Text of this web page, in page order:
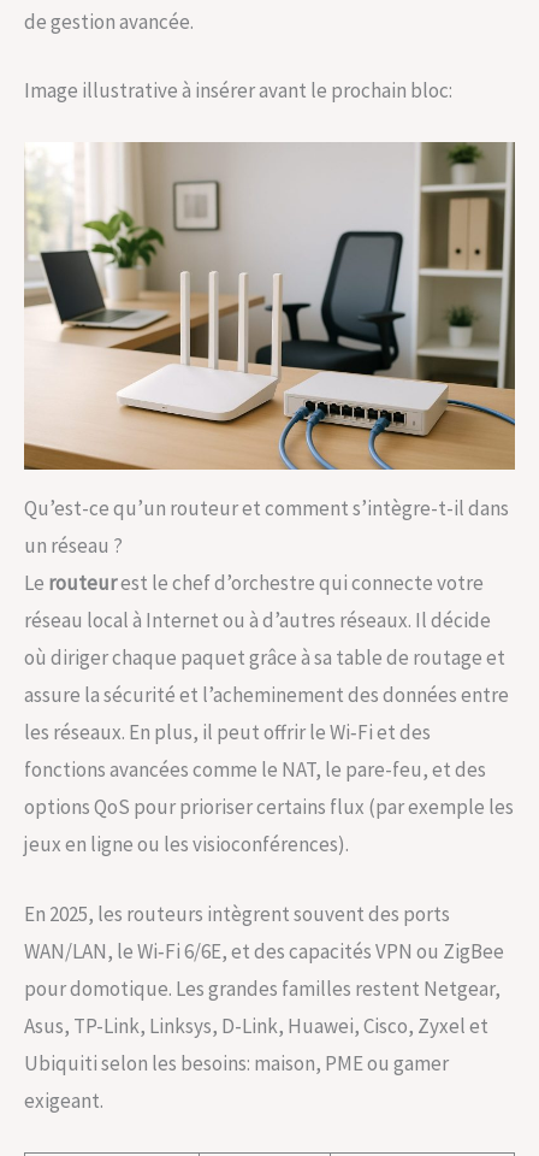
de gestion avancée.
Image illustrative à insérer avant le prochain bloc:
Qu’est-ce qu’un routeur et comment s’intègre-t-il dans
un réseau ?
Le routeurest le chef d’orchestre qui connecte votre
réseau local à Internet ou à d’autres réseaux. Il décide
où diriger chaque paquet grâce à sa table de routage et
assure la sécurité et l’acheminement des données entre
les réseaux. En plus, il peut offrir le Wi‑Fi et des
fonctions avancées comme le NAT, le pare-feu, et des
options QoS pour prioriser certains flux (par exemple les
jeux en ligne ou les visioconférences).
En 2025, les routeurs intègrent souvent des ports
WAN/LAN, le Wi‑Fi 6/6E, et des capacités VPN ou ZigBee
pour domotique. Les grandes familles restent Netgear,
Asus, TP-Link, Linksys, D-Link, Huawei, Cisco, Zyxel et
Ubiquiti selon les besoins: maison, PME ou gamer
exigeant.